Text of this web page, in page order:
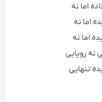
اما نه
اما نه
اما نه
نه رويايى
تنهايى